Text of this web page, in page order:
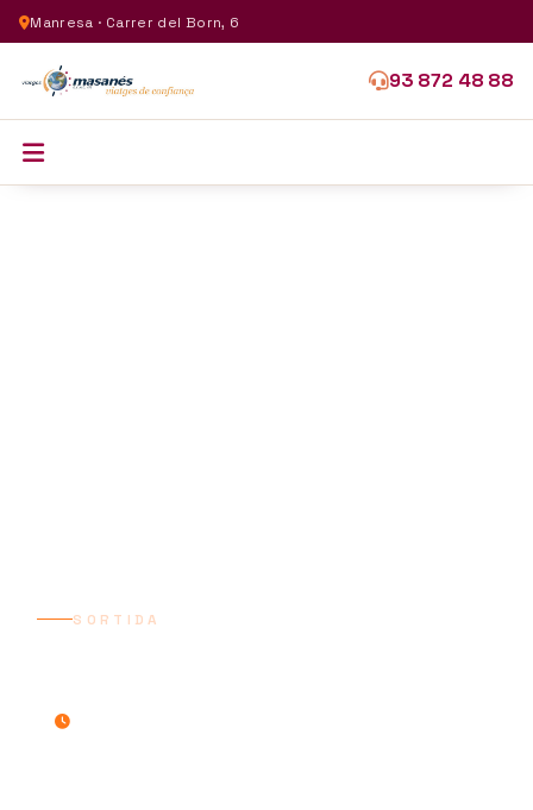
Manresa · Carrer del Born, 6
93 872 48 88
SORTIDA